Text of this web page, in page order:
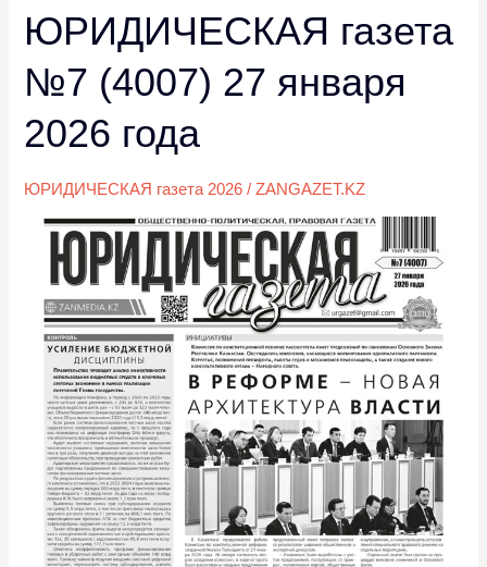
ЮРИДИЧЕСКАЯ газета
№7 (4007) 27 января
2026 года
ЮРИДИЧЕСКАЯ газета 2026 /ZANGAZET.KZ
ЮРИДИЧЕСКАЯ
газета
№7
27
2026
года